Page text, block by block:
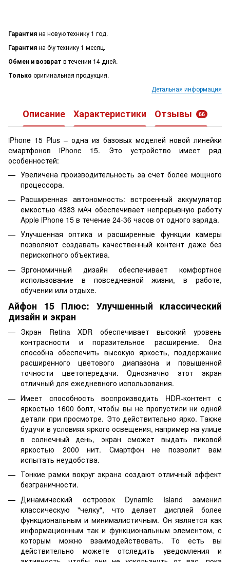
Гарантияна новую технику 1 год.
Гарантияна б\у технику 1 месяц.
Обмен и возврат в течении 14 дней.
Только оригинальная продукция.
Детальная информация
Описание Характеристики Отзывы 66
iPhone 15 Plus – одна из базовых моделей новой линейки
смартфонов iPhone 15. Это устройство имеет ряд
особенностей:
Увеличена производительность за счет более мощного
процессора.
Расширенная автономность: встроенный аккумулятор
емкостью 4383 мАч обеспечивает непрерывную работу
Apple iPhone 15 в течение 24-36 часов от одного заряда.
Улучшенная оптика и расширенные функции камеры
позволяют создавать качественный контент даже без
перископного объектива.
Эргономичный дизайн обеспечивает комфортное
использование в повседневной жизни, в работе,
обучении или отдыхе.
Айфон 15 Плюс: Улучшенный классический
дизайн и экран
Экран Retina XDR обеспечивает высокий уровень
контрасности и поразительное расширение. Она
способна обеспечить высокую яркость, поддержание
расширенного цветового диапазона и повышенной
точности цветопередачи. Однозначно этот экран
отличный для ежедневного использования.
Имеет способность воспроизводить HDR-контент с
яркостью 1600 болт, чтобы вы не пропустили ни одной
детали при просмотре. Это действительно ярко. Также
будучи в условиях яркого освещения, например на улице
в солнечный день, экран сможет выдать пиковой
яркостью 2000 нит. Смартфон не позволит вам
испытать неудобства.
Тонкие рамки вокруг экрана создают отличный эффект
безграничности.
Динамический островок Dynamic Island заменил
классическую "челку", что делает дисплей более
функциональным и минималистичным. Он является как
информационным так и функциональным элементом, с
которым можно взаимодействовать. То есть вы
действительно можете отследить уведомления и